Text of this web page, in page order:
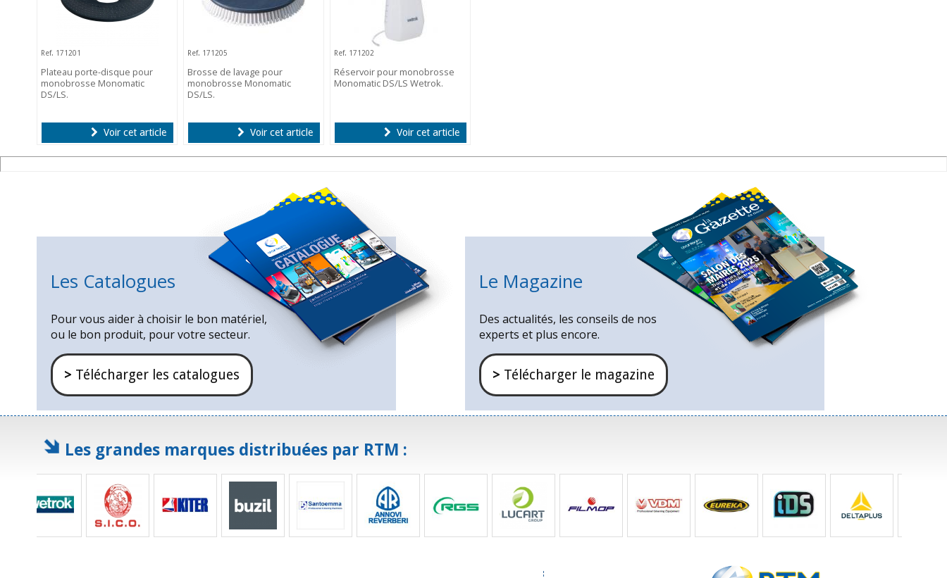
Ref. 171201
Plateau porte-disque pour
monobrosse Monomatic
DS/LS.
Voir cet article
Ref. 171205
Brosse de lavage pour
monobrosse Monomatic
DS/LS.
Voir cet article
Ref. 171202
Réservoir pour monobrosse
Monomatic DS/LS Wetrok.
Voir cet article
Les Catalogues
Pour vous aider à choisir le bon matériel,
ou le bon produit, pour votre secteur.
> Télécharger les catalogues
Le Magazine
Des actualités, les conseils de nos
experts et plus encore.
> Télécharger le magazine
Les grandes marques distribuées par RTM :